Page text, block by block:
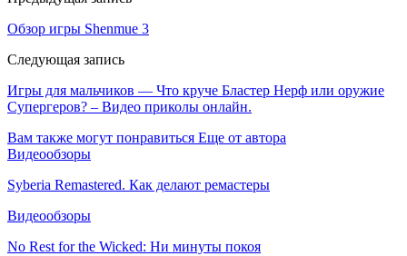
Обзор игры Shenmue 3
Следующая запись
Игры для мальчиков — Что круче Бластер Нерф или оружие
Супергеров? – Видео приколы онлайн.
Вам также могут понравиться Еще от автора
Видеообзоры
Syberia Remastered. Как делают ремастеры
Видеообзоры
No Rest for the Wicked: Ни минуты покоя